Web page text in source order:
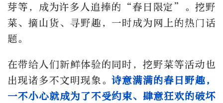
芽等，成为许多人追捧的“春日限定”。挖野
菜、摘山货、寻野趣，一时成为网上的热门话
题。
在带给人们新鲜体验的同时，挖野菜等活动也
出现诸多不文明现象。诗意满满的春日野趣，
一不小心就成为了不受约束、肆意狂欢的破坏